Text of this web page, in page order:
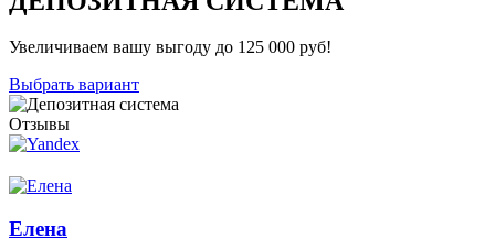
Увеличиваем вашу выгоду до 125 000 руб!
Выбрать вариант
Отзывы
Елена